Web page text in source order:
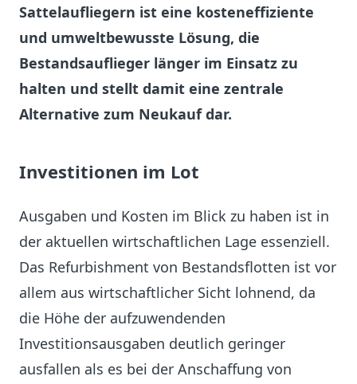
Sattelaufliegern ist eine kosteneffiziente
und umweltbewusste Lösung, die
Bestandsauflieger länger im Einsatz zu
halten und stellt damit eine zentrale
Alternative zum Neukauf dar.
Investitionen im Lot
Ausgaben und Kosten im Blick zu haben ist in
der aktuellen wirtschaftlichen Lage essenziell.
Das Refurbishment von Bestandsflotten ist vor
allem aus wirtschaftlicher Sicht lohnend, da
die Höhe der aufzuwendenden
Investitionsausgaben deutlich geringer
ausfallen als es bei der Anschaffung von